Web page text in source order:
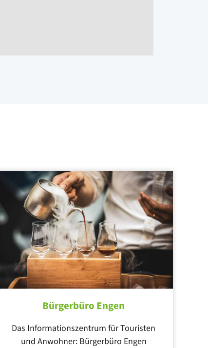
Bürgerbüro Engen
Das Informationszentrum für Touristen
und Anwohner: Bürgerbüro Engen